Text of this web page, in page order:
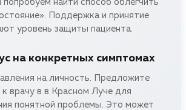
попробуем найти способ облегчить
Поддержка и принятие
уровень защиты пациента.
на конкретных симптомах
на личность. Предложите
к врачу в в Красном Луче для
понятной проблемы. Это может